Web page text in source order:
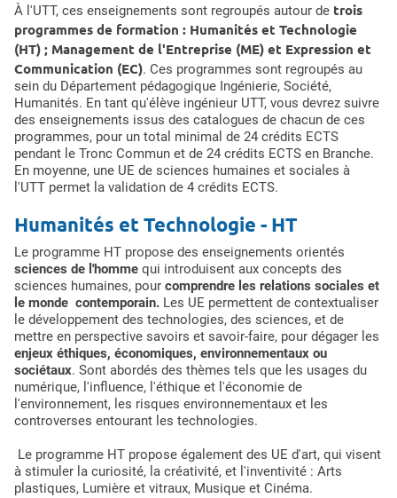
À l'UTT, ces enseignements sont regroupés autour de trois
programmes de formation : Humanités et Technologie
(HT) ; Management de l'Entreprise (ME) et Expression et
Communication (EC). Ces programmes sont regroupés au
sein du Département pédagogique Ingénierie, Société,
Humanités. En tant qu'élève ingénieur UTT, vous devrez suivre
des enseignements issus des catalogues de chacun de ces
programmes, pour un total minimal de 24 crédits ECTS
pendant le Tronc Commun et de 24 crédits ECTS en Branche.
En moyenne, une UE de sciences humaines et sociales à
l'UTT permet la validation de 4 crédits ECTS.
Humanités et Technologie - HT
Le programme HT propose des enseignements orientés
sciences de l'homme qui introduisent aux concepts des
sciences humaines, pour comprendre les relations sociales et
le monde contemporain. Les UE permettent de contextualiser
le développement des technologies, des sciences, et de
mettre en perspective savoirs et savoir-faire, pour dégager les
enjeux éthiques, économiques, environnementaux ou
sociétaux. Sont abordés des thèmes tels que les usages du
numérique, l'influence, l'éthique et l'économie de
l'environnement, les risques environnementaux et les
controverses entourant les technologies.
Le programme HT propose également des UE d'art, qui visent
à stimuler la curiosité, la créativité, et l'inventivité : Arts
plastiques, Lumière et vitraux, Musique et Cinéma.